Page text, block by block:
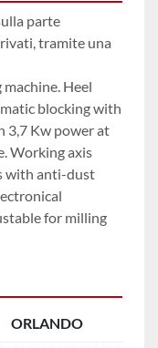
parte
tramite una
Heel
blocking with
3,7 Kw power at
Working axis
with anti-dust
for milling
ORLANDO